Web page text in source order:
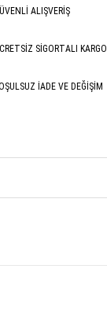
ALIŞVERIŞ
SIGORTALI KARGO
İADE VE DEĞIŞIM